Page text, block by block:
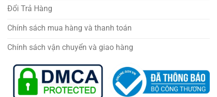
Đổi Trả Hàng
Chính sách mua hàng và thanh toán
Chính sách vận chuyển và giao hàng